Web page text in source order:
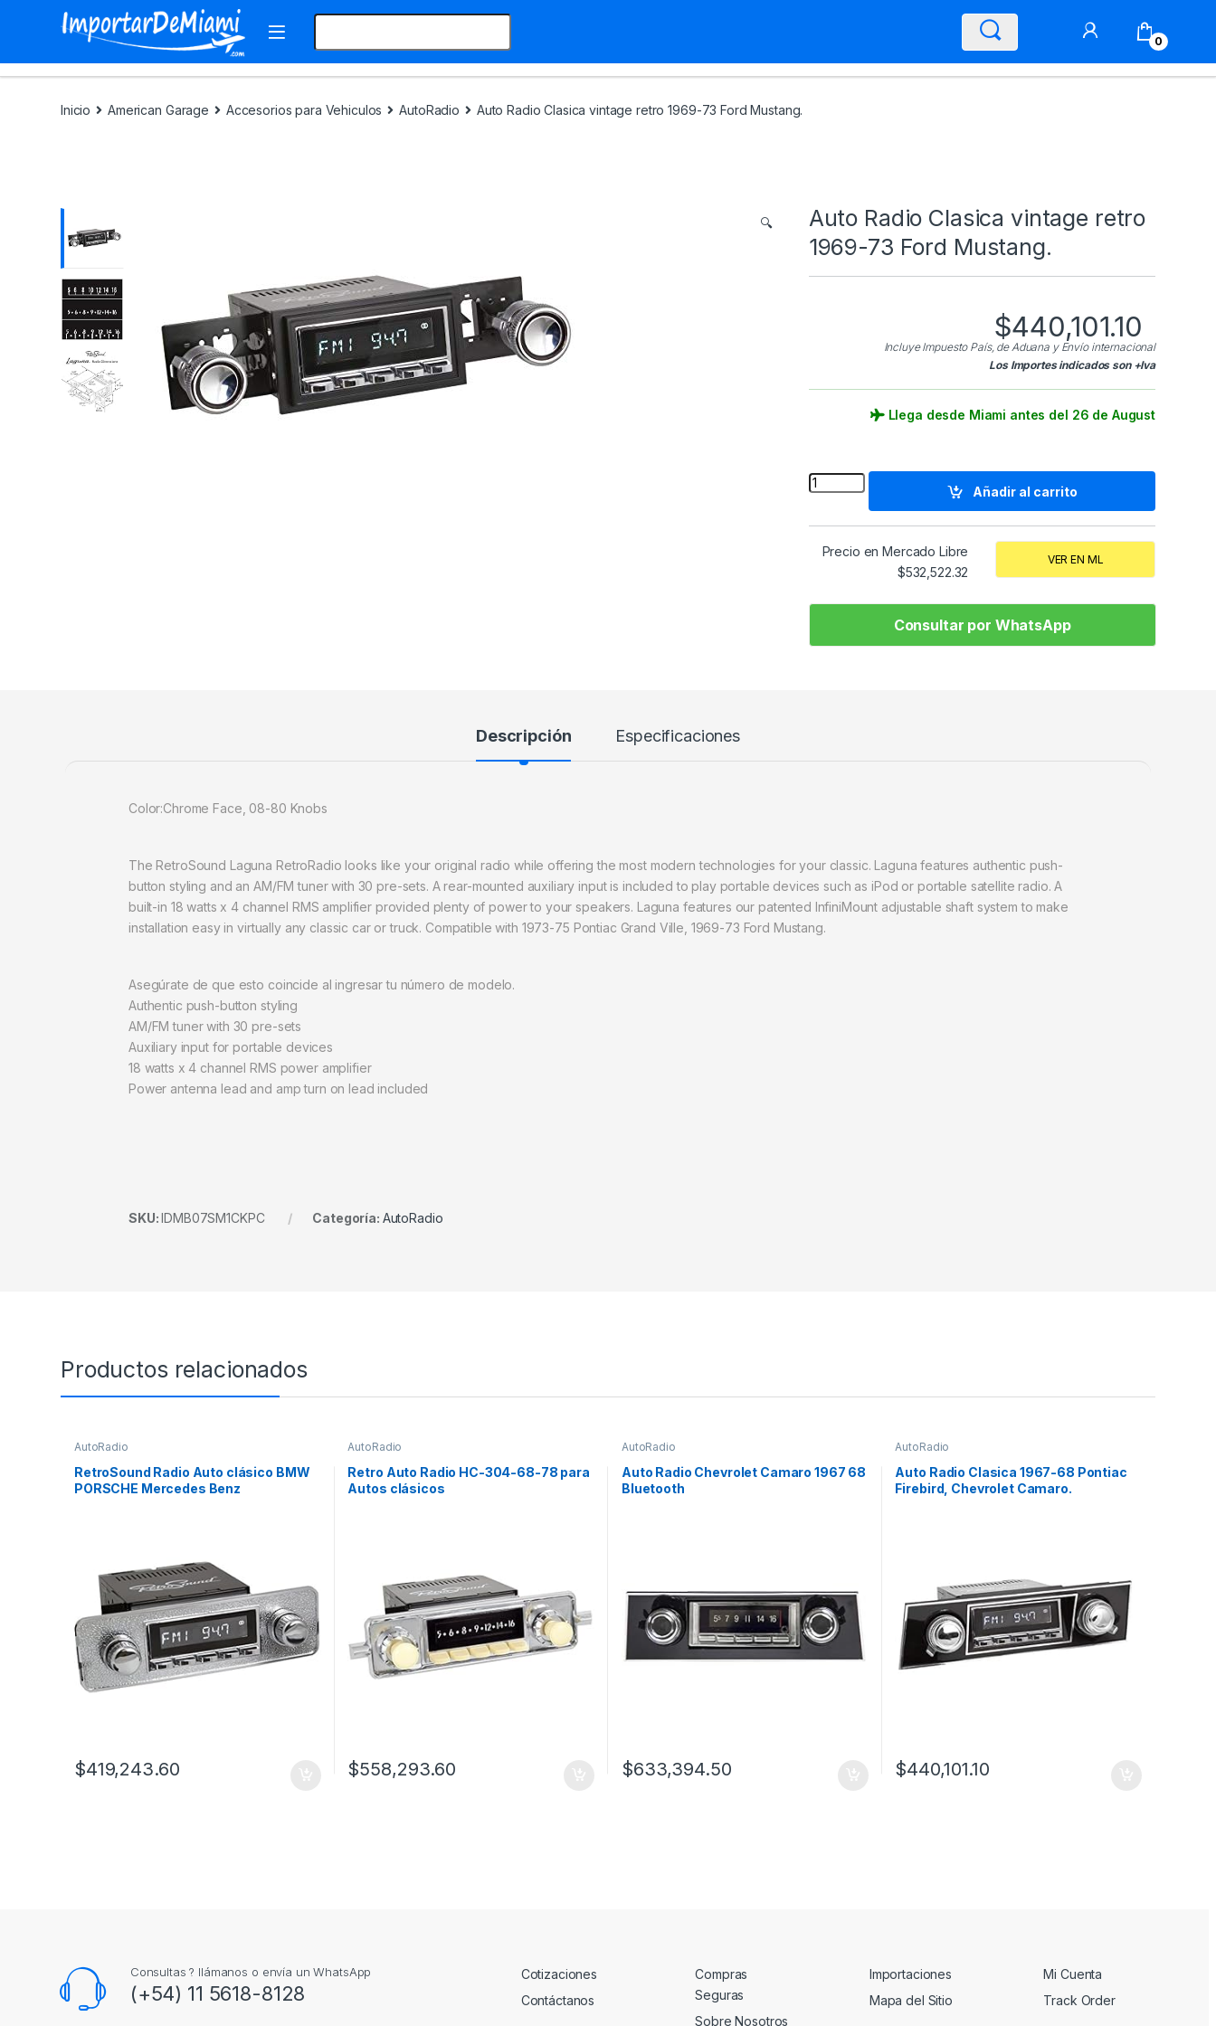
Skip to navigation
Skip to content
Search for:
0
Inicio American Garage Accesorios para Vehiculos AutoRadio Auto Radio Clasica vintage retro 1969-73 Ford Mustang.
🔍
Auto Radio Clasica vintage retro
1969-73 Ford Mustang.
$440,101.10
Incluye Impuesto País, de Aduana y Envío internacional
Los Importes indicados son +Iva
Llega desde Miami antes del 26 de August
Quantity
Añadir al carrito
Precio en Mercado Libre
$532,522.32
VER EN ML
Consultar por WhatsApp
Descripción Especificaciones
Color:Chrome Face, 08-80 Knobs
The RetroSound Laguna RetroRadio looks like your original radio while offering the most modern technologies for your classic. Laguna features authentic push-
button styling and an AM/FM tuner with 30 pre-sets. A rear-mounted auxiliary input is included to play portable devices such as iPod or portable satellite radio. A
built-in 18 watts x 4 channel RMS amplifier provided plenty of power to your speakers. Laguna features our patented InfiniMount adjustable shaft system to make
installation easy in virtually any classic car or truck. Compatible with 1973-75 Pontiac Grand Ville, 1969-73 Ford Mustang.
Asegúrate de que esto coincide al ingresar tu número de modelo.
Authentic push-button styling
AM/FM tuner with 30 pre-sets
Auxiliary input for portable devices
18 watts x 4 channel RMS power amplifier
Power antenna lead and amp turn on lead included
SKU:IDMB07SM1CKPC Categoría: AutoRadio
Productos relacionados
AutoRadio
RetroSound Radio Auto clásico BMW
PORSCHE Mercedes Benz
$419,243.60
AutoRadio
Retro Auto Radio HC-304-68-78 para
Autos clásicos
$558,293.60
AutoRadio
Auto Radio Chevrolet Camaro 1967 68
Bluetooth
$633,394.50
AutoRadio
Auto Radio Clasica 1967-68 Pontiac
Firebird, Chevrolet Camaro.
$440,101.10
Consultas ? llámanos o envía un WhatsApp
(+54) 11 5618-8128
Cotizaciones
Contáctanos
Compras
Seguras
Sobre Nosotros
Importaciones
Mapa del Sitio
Mi Cuenta
Track Order